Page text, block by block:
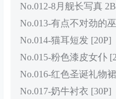
No.012-8月舰长写真
No.013-有点不对劲的
No.014-猫耳短发 [20P]
No.015-粉色漆皮女仆
No.016-红色圣诞礼物
No.017-奶牛衬衣 [30P]